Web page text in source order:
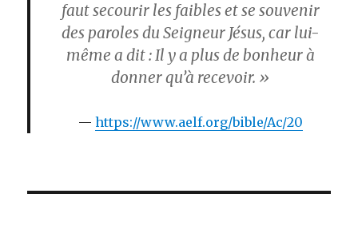
faut secourir les faibles et se souvenir
des paroles du Seigneur Jésus, car lui-
même a dit : Il y a plus de bonheur à
donner qu’à recevoir. »
https://www.aelf.org/bible/Ac/20